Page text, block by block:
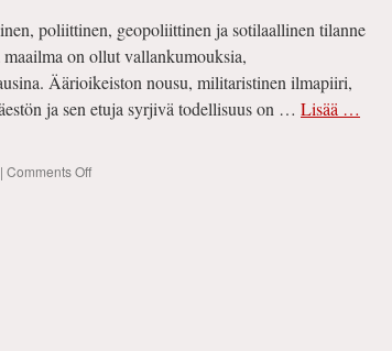
poliittinen, geopoliittinen ja sotilaallinen tilanne
maailma on ollut vallankumouksia,
Äärioikeiston nousu, militaristinen ilmapiiri,
ja sen etuja syrjivä todellisuus on … Lisää …
| Comments Offon